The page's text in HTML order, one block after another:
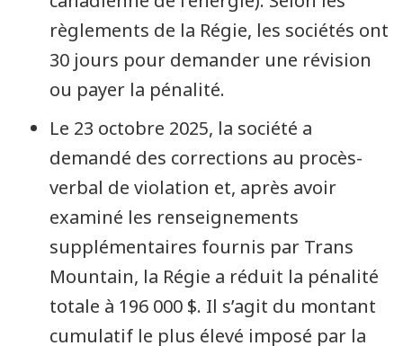
règlements de la Régie, les sociétés ont
30 jours pour demander une révision
ou payer la pénalité.
Le 23 octobre 2025, la société a
demandé des corrections au procès-
verbal de violation et, après avoir
examiné les renseignements
supplémentaires fournis par Trans
Mountain, la Régie a réduit la pénalité
totale à 196 000 $. Il s’agit du montant
cumulatif le plus élevé imposé par la